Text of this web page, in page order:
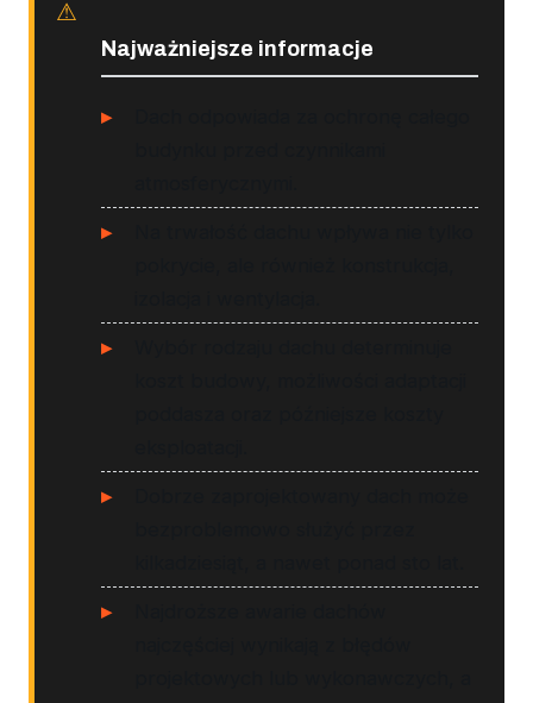
Najważniejsze informacje